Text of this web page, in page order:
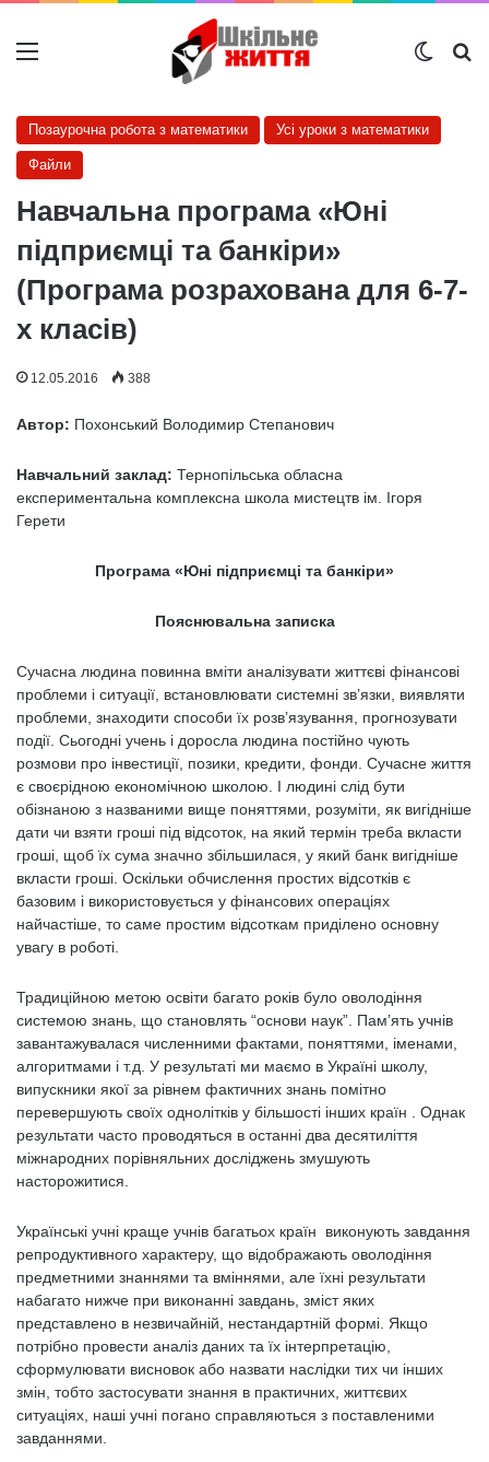
Меню
Позаурочна робота з математики Усі уроки з математики
Файли
Навчальна програма «Юні
підприємці та банкіри»
(Програма розрахована для 6-7-
х класів)
12.05.2016 388
Автор: Похонський Володимир Степанович
Навчальний заклад: Тернопільська обласна
експериментальна комплексна школа мистецтв ім. Ігоря
Герети
Програма «Юні підприємці та банкіри»
Пояснювальна записка
Сучасна людина повинна вміти аналізувати життєві фінансові
проблеми і ситуації, встановлювати системні зв’язки, виявляти
проблеми, знаходити способи їх розв’язування, прогнозувати
події. Сьогодні учень і доросла людина постійно чують
розмови про інвестиції, позики, кредити, фонди. Сучасне життя
є своєрідною економічною школою. І людині слід бути
обізнаною з названими вище поняттями, розуміти, як вигідніше
дати чи взяти гроші під відсоток, на який термін треба вкласти
гроші, щоб їх сума значно збільшилася, у який банк вигідніше
вкласти гроші. Оскільки обчислення простих відсотків є
базовим і використовується у фінансових операціях
найчастіше, то саме простим відсоткам приділено основну
увагу в роботі.
Традиційною метою освіти багато років було оволодіння
системою знань, що становлять “основи наук”. Пам’ять учнів
завантажувалася численними фактами, поняттями, іменами,
алгоритмами і т.д. У результаті ми маємо в Україні школу,
випускники якої за рівнем фактичних знань помітно
перевершують своїх однолітків у більшості інших країн . Однак
результати часто проводяться в останні два десятиліття
міжнародних порівняльних досліджень змушують
насторожитися.
Українські учні краще учнів багатьох країн виконують завдання
репродуктивного характеру, що відображають оволодіння
предметними знаннями та вміннями, але їхні результати
набагато нижче при виконанні завдань, зміст яких
представлено в незвичайній, нестандартній формі. Якщо
потрібно провести аналіз даних та їх інтерпретацію,
сформулювати висновок або назвати наслідки тих чи інших
змін, тобто застосувати знання в практичних, життєвих
ситуаціях, наші учні погано справляються з поставленими
завданнями.